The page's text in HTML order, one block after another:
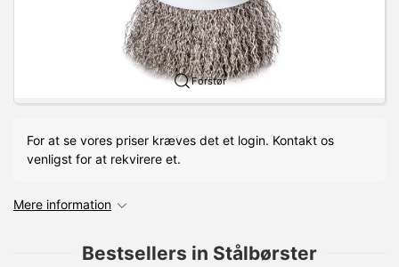
Forstør
For at se vores priser kræves det et login. Kontakt os
venligst for at rekvirere et.
Mere information
Bestsellers in Stålbørster